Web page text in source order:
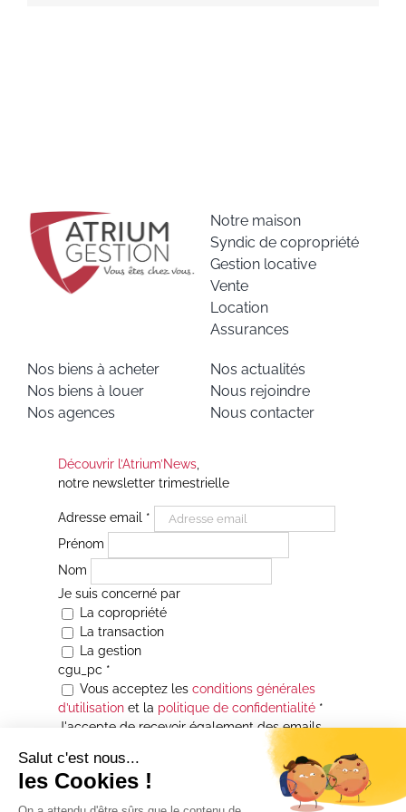
Notre maison
Syndic de copropriété
Gestion locative
Vente
Location
Assurances
Nos biens à acheter
Nos biens à louer
Nos agences
Nos actualités
Nous rejoindre
Nous contacter
Découvrir l’Atrium’News,
notre newsletter trimestrielle
Adresse email *
Prénom
Nom
Je suis concerné par
La copropriété
La transaction
La gestion
cgu_pc *
Vous acceptez les conditions générales
d’utilisationet la politique de confidentialité*
J'accepte de recevoir également des emails
Je souhaite être informé(e) de toutes les
actualités immobilières des agences de la
Maison Atrium Gestion. À tout moment, vous
pourrez utiliser le lien de désabonnement